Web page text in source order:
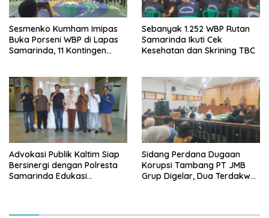
Sesmenko Kumham Imipas
Buka Porseni WBP di Lapas
Samarinda, 11 Kontingen
Sebanyak 1.252 WBP Rutan
Samarinda Ikuti Cek
Kesehatan dan Skrining TBC
Advokasi Publik Kaltim Siap
Bersinergi dengan Polresta
Samarinda Edukasi
Sidang Perdana Dugaan
Korupsi Tambang PT JMB
Grup Digelar, Dua Terdakwa